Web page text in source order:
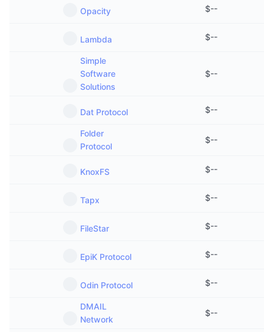
Opacity $--
Lambda $--
Simple
Software
Solutions
$--
Dat Protocol $--
Folder
Protocol
$--
KnoxFS $--
Tapx $--
FileStar $--
EpiK Protocol $--
Odin Protocol $--
DMAIL
Network
$--